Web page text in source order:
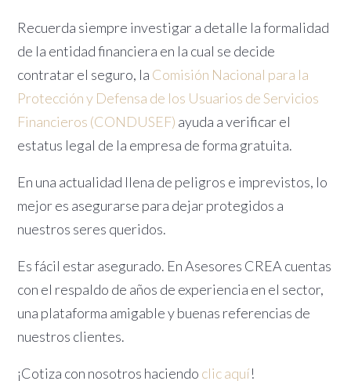
Recuerda siempre investigar a detalle la formalidad
de la entidad financiera en la cual se decide
contratar el seguro, la Comisión Nacional para la
Protección y Defensa de los Usuarios de Servicios
Financieros (CONDUSEF) ayuda a verificar el
estatus legal de la empresa de forma gratuita.
En una actualidad llena de peligros e imprevistos, lo
mejor es asegurarse para dejar protegidos a
nuestros seres queridos.
Es fácil estar asegurado. En Asesores CREA cuentas
con el respaldo de años de experiencia en el sector,
una plataforma amigable y buenas referencias de
nuestros clientes.
¡Cotiza con nosotros haciendo clic aquí!